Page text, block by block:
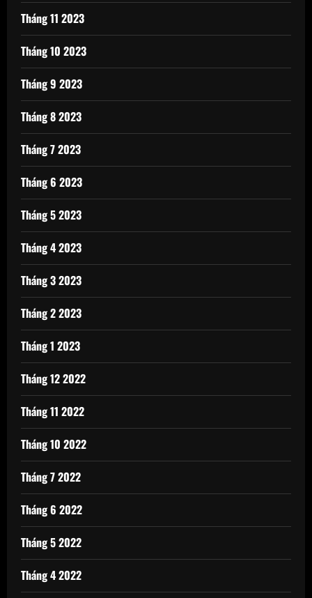
Tháng 11 2023
Tháng 10 2023
Tháng 9 2023
Tháng 8 2023
Tháng 7 2023
Tháng 6 2023
Tháng 5 2023
Tháng 4 2023
Tháng 3 2023
Tháng 2 2023
Tháng 1 2023
Tháng 12 2022
Tháng 11 2022
Tháng 10 2022
Tháng 7 2022
Tháng 6 2022
Tháng 5 2022
Tháng 4 2022